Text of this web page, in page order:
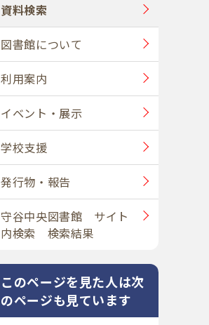
資料検索
図書館について
利用案内
イベント・展示
学校支援
発行物・報告
守谷中央図書館 サイト
内検索 検索結果
このページを見た人は次
のページも見ています